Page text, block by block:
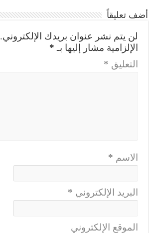
أضف تعليقاً
لن يتم نشر عنوان بريدك الإلكتروني.
الإلزامية مشار إليها بـ *
التعليق *
الاسم *
البريد الإلكتروني *
الموقع الإلكتروني